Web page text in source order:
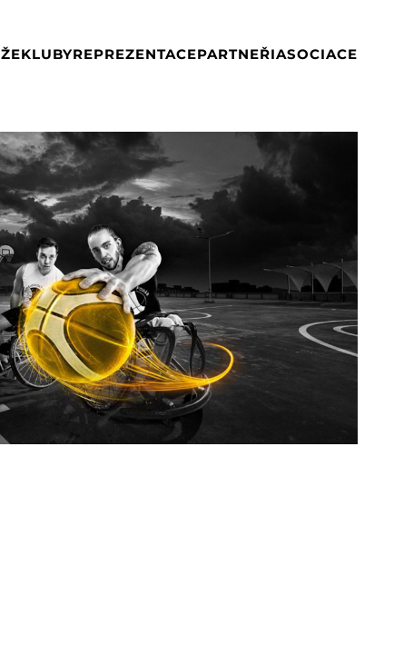
KLUBYREPREZENTACEPARTNEŘIASOCIACE